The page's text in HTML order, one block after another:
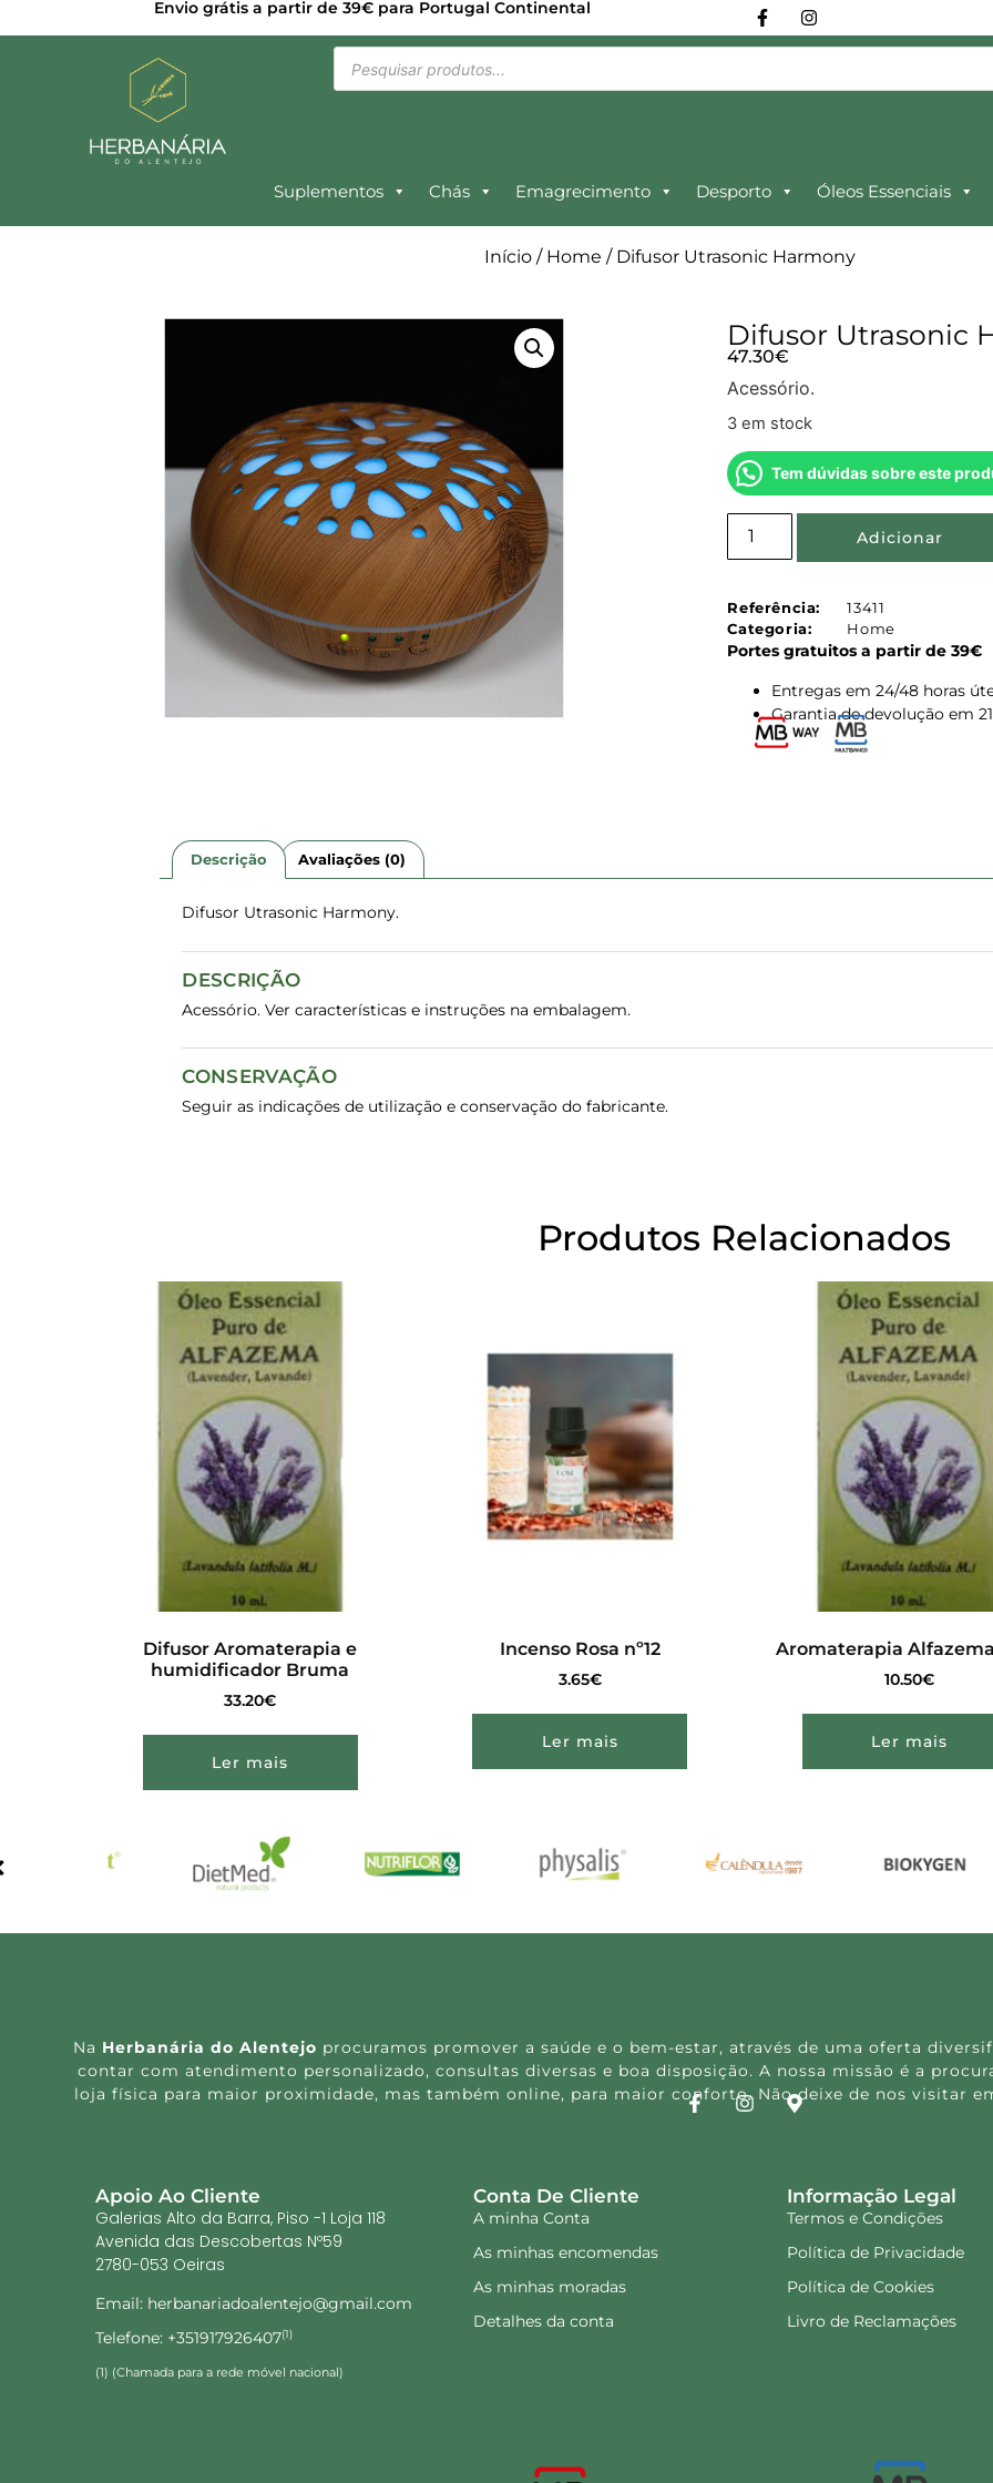
Envio grátis a partir de 39€ para Portugal Continental
Suplementos Chás Emagrecimento Desporto Óleos Essenciais
Início / Home / Difusor Utrasonic Harmony
Difusor Utrasonic
47.30€
Acessório.
3 em stock
Tem dúvidas sobre este
Adicionar
Referência:
13411
Categoria:
Home
Portes gratuitos a partir de 39€
Entregas em 24/48 horas
Garantia de devolução em
Descrição Avaliações (0)
Difusor Utrasonic Harmony.
DESCRIÇÃO
Acessório. Ver características e instruções na embalagem.
CONSERVAÇÃO
Seguir as indicações de utilização e conservação do fabricante.
Produtos Relacionados
Difusor Aromaterapia e
humidificador Bruma
33.20€
Ler mais
Incenso Rosa nº12
3.65€
Ler mais
Aromaterapia
10.50€
Ler mais
Na Herbanária do Alentejo procuramos promover a saúde e o bem-estar, através de uma oferta
contar com atendimento personalizado, consultas diversas e boa disposição. A nossa missão é a
loja física para maior proximidade, mas também online, para maior conforto. Não deixe de nos visitar
Apoio Ao Cliente
Galerias Alto da Barra, Piso -1 Loja 118
Avenida das Descobertas Nº59
2780-053 Oeiras
Email: herbanariadoalentejo@gmail.com
Telefone: +351917926407(1)
(1) (Chamada para a rede móvel nacional)
Conta De Cliente
A minha Conta
As minhas encomendas
As minhas moradas
Detalhes da conta
Informação Legal
Termos e Condições
Política de Privacidade
Política de Cookies
Livro de Reclamações